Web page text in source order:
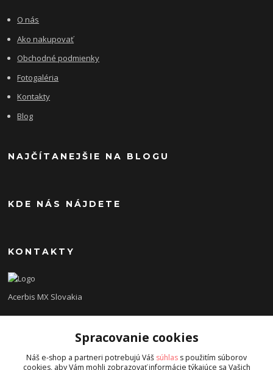
O nás
Ako nakupovať
Obchodné podmienky
Fotogaléria
Kontakty
Blog
NAJČÍTANEJŠIE NA BLOGU
KDE NÁS NÁJDETE
KONTAKTY
Acerbis MX Slovakia
+421948260186
Tel. číslo je určené iba pre SMS !!!
Spracovanie cookies
Náš e-shop a partneri potrebujú Váš súhlas s použitím súborov
cookies, aby Vám mohli zobrazovať informácie týkajúce sa Vašich